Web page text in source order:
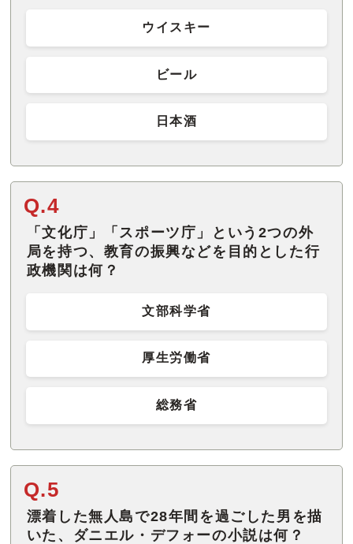
ウイスキー
ビール
日本酒
Q.4
「文化庁」「スポーツ庁」という2つの外
局を持つ、教育の振興などを目的とした行
政機関は何？
文部科学省
厚生労働省
総務省
Q.5
漂着した無人島で28年間を過ごした男を描
いた、ダニエル・デフォーの小説は何？